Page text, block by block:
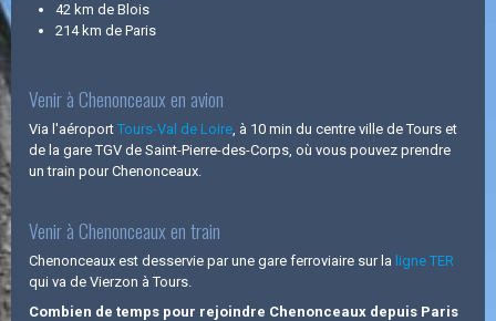
42 km de Blois
214 km de Paris
Venir à Chenonceaux en avion
Via l'aéroport Tours-Val de Loire, à 10 min du centre ville de Tours et
de la gare TGV de Saint-Pierre-des-Corps, où vous pouvez prendre
un train pour Chenonceaux.
Venir à Chenonceaux en train
Chenonceaux est desservie par une gare ferroviaire sur la ligne TER
qui va de Vierzon à Tours.
Combien de temps pour rejoindre Chenonceaux depuis Paris